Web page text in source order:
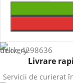
Livrare
Servicii de curierat